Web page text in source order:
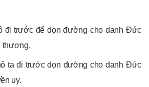
đi trước để dọn đường cho danh Đức
thương.
ta đi trước dọn đường cho danh Đức
uy.